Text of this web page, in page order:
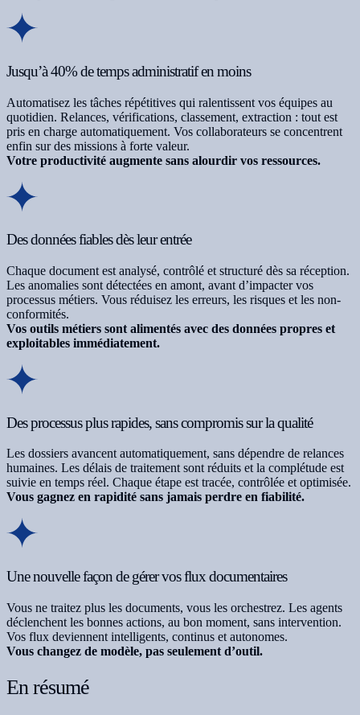
Jusqu’à 40% de temps administratif en moins
Automatisez les tâches répétitives qui ralentissent vos équipes au
quotidien. Relances, vérifications, classement, extraction : tout est
pris en charge automatiquement. Vos collaborateurs se concentrent
enfin sur des missions à forte valeur.
Votre productivité augmente sans alourdir vos ressources.
Des données fiables dès leur entrée
Chaque document est analysé, contrôlé et structuré dès sa réception.
Les anomalies sont détectées en amont, avant d’impacter vos
processus métiers. Vous réduisez les erreurs, les risques et les non-
conformités.
Vos outils métiers sont alimentés avec des données propres et
exploitables immédiatement.
Des processus plus rapides, sans compromis sur la qualité
Les dossiers avancent automatiquement, sans dépendre de relances
humaines. Les délais de traitement sont réduits et la complétude est
suivie en temps réel. Chaque étape est tracée, contrôlée et optimisée.
Vous gagnez en rapidité sans jamais perdre en fiabilité.
Une nouvelle façon de gérer vos flux documentaires
Vous ne traitez plus les documents, vous les orchestrez. Les agents
déclenchent les bonnes actions, au bon moment, sans intervention.
Vos flux deviennent intelligents, continus et autonomes.
Vous changez de modèle, pas seulement d’outil.
En résumé